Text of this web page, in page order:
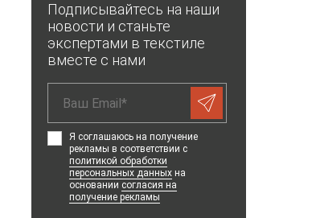
Подписывайтесь на наши
новости и станьте
экспертами в текстиле
вместе с нами
Я соглашаюсь на получение
рекламы в соответствии с
политикой обработки
персональных данных на
основании согласия на
получение рекламы